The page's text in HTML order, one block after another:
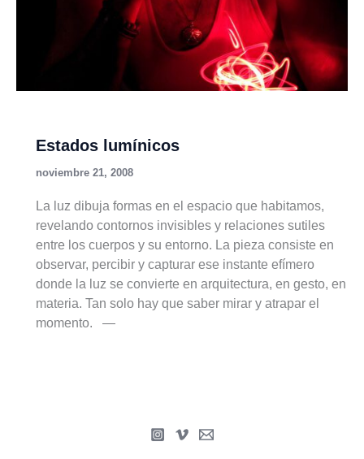
Estados lumínicos
noviembre 21, 2008
La luz dibuja formas en el espacio que habitamos,
revelando contornos invisibles y relaciones sutiles
entre los cuerpos y su entorno. La pieza consiste en
observar, percibir y capturar ese instante efímero
donde la luz se convierte en arquitectura, en gesto, en
materia. Tan solo hay que saber mirar y atrapar el
momento. —